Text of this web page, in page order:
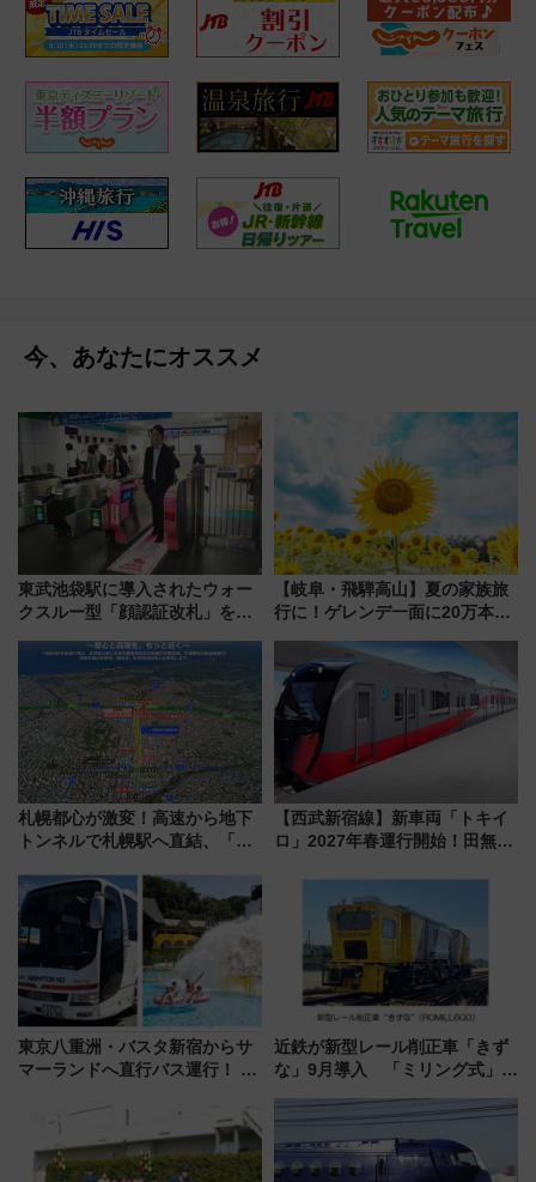
今、あなたにオススメ
東武池袋駅に導入されたウォー
クスルー型「顔認証改札」を見
【岐阜・飛騨高山】夏の家族旅
行に！ゲレンデ一面に20万本の
アひまわり園」開園
札幌都心が激変！高速から地下
トンネルで札幌駅へ直結、「創
から本格着工、延長4.8km整備
事業の全貌
【西武新宿線】新車両「トキイ
ロ」2027年春運行開始！田無・
東京八重洲・バスタ新宿からサ
マーランドへ直行バス運行！ お
推し活を楽しもう！（2026年
近鉄が新型レール削正車「きず
な」9月導入 「ミリング式」採
化！安全性や乗り心地の向上に
貢献するだけでなく、全線区で
活躍するための仕組みも